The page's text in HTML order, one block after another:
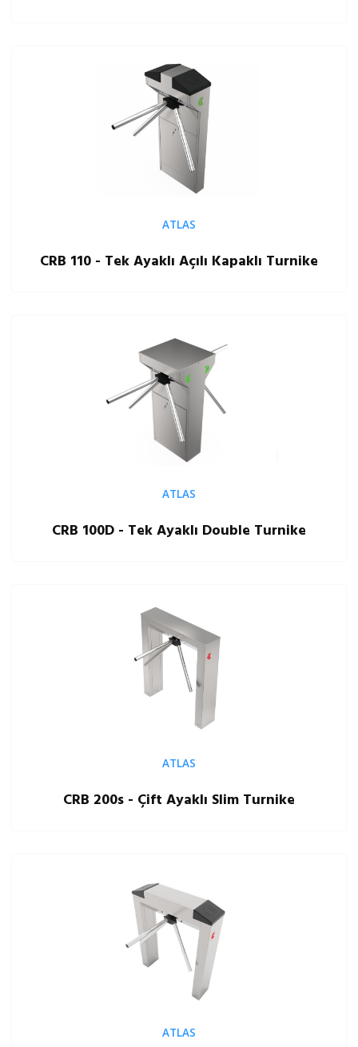
ATLAS
CRB 110 - Tek Ayaklı Açılı Kapaklı Turnike
ATLAS
CRB 100D - Tek Ayaklı Double Turnike
ATLAS
CRB 200s - Çift Ayaklı Slim Turnike
ATLAS